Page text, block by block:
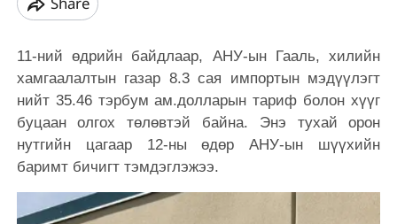
11-ний өдрийн байдлаар, АНУ-ын Гааль, хилийн
хамгаалалтын газар 8.3 сая импортын мэдүүлэгт
нийт 35.46 тэрбум ам.долларын тариф болон хүүг
буцаан олгох төлөвтэй байна. Энэ тухай орон
нутгийн цагаар 12-ны өдөр АНУ-ын шүүхийн
баримт бичигт тэмдэглэжээ.